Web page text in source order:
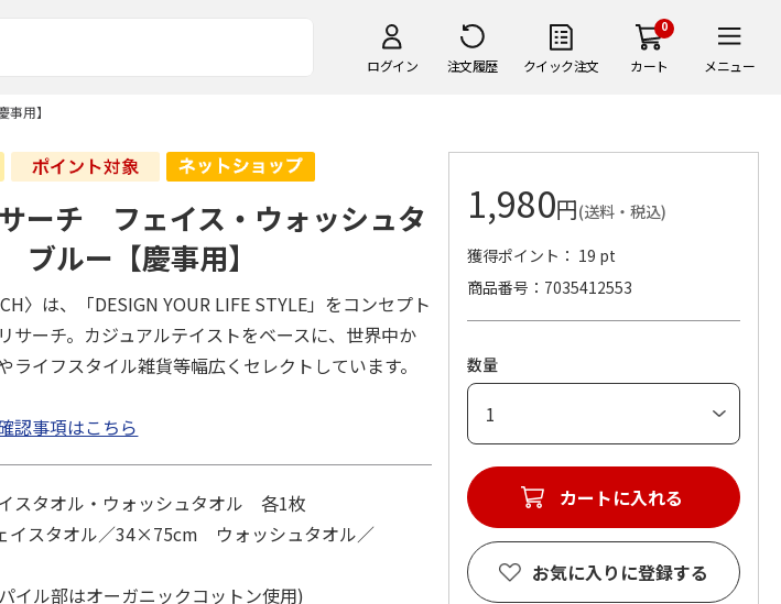
ログイン 注文履歴 クイック注文
0
カート メニュー
用】
ーチ フェイス・ウォッシュタ
ルー【慶事用】
〉は、「DESIGN YOUR LIFE STYLE」をコンセプト
サーチ。カジュアルテイストをベースに、世界中か
ライフスタイル雑貨等幅広くセレクトしています。
認事項はこちら
スタオル・ウォッシュタオル 各1枚
イスタオル／34×75cm ウォッシュタオル／
イル部はオーガニックコットン使用)
1,980円(送料・税込)
獲得ポイント： 19 pt
商品番号
7035412553
数量
カートに入れる
お気に入りに登録する